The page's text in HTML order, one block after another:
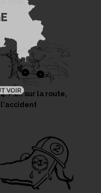
4. P.L.: sur la route,
l'accident